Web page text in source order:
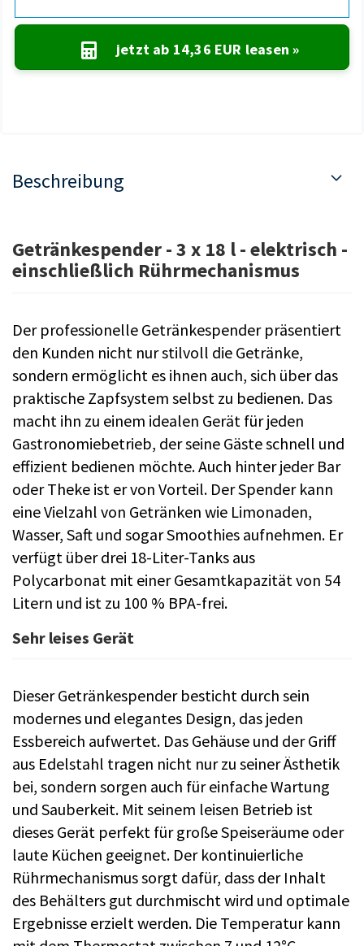
jetzt ab 14,36 EUR leasen »
Beschreibung
Getränkespender - 3 x 18 l - elektrisch -
einschließlich Rührmechanismus
Der professionelle Getränkespender präsentiert
den Kunden nicht nur stilvoll die Getränke,
sondern ermöglicht es ihnen auch, sich über das
praktische Zapfsystem selbst zu bedienen. Das
macht ihn zu einem idealen Gerät für jeden
Gastronomiebetrieb, der seine Gäste schnell und
effizient bedienen möchte. Auch hinter jeder Bar
oder Theke ist er von Vorteil. Der Spender kann
eine Vielzahl von Getränken wie Limonaden,
Wasser, Saft und sogar Smoothies aufnehmen. Er
verfügt über drei 18-Liter-Tanks aus
Polycarbonat mit einer Gesamtkapazität von 54
Litern und ist zu 100 % BPA-frei.
Sehr leises Gerät
Dieser Getränkespender besticht durch sein
modernes und elegantes Design, das jeden
Essbereich aufwertet. Das Gehäuse und der Griff
aus Edelstahl tragen nicht nur zu seiner Ästhetik
bei, sondern sorgen auch für einfache Wartung
und Sauberkeit. Mit seinem leisen Betrieb ist
dieses Gerät perfekt für große Speiseräume oder
laute Küchen geeignet. Der kontinuierliche
Rührmechanismus sorgt dafür, dass der Inhalt
des Behälters gut durchmischt wird und optimale
Ergebnisse erzielt werden. Die Temperatur kann